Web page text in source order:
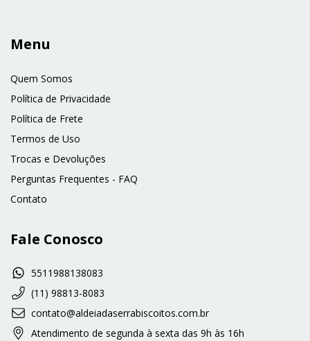
Menu
Quem Somos
Política de Privacidade
Política de Frete
Termos de Uso
Trocas e Devoluções
Perguntas Frequentes - FAQ
Contato
Fale Conosco
5511988138083
(11) 98813-8083
contato@aldeiadaserrabiscoitos.com.br
Atendimento de segunda à sexta das 9h às 16h